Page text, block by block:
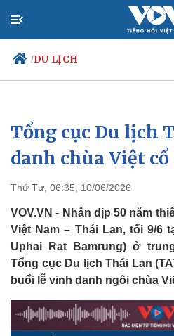
/DU LỊCH
Chính trị
Đảng
Tổ chức nhân sự
Nhận diện sự thật
Tổng cục Du lịch
danh chùa Việt
Thứ Tư, 06:35, 10/06/2026
VOV.VN - Nhân dịp 50 năm
Việt Nam – Thái Lan, tối 9/6
Uphai Rat Bamrung) ở
Tổng cục Du lịch Thái Lan
buổi lễ vinh danh ngôi chùa